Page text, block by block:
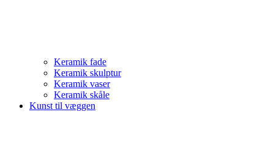
Keramik fade
Keramik skulptur
Keramik vaser
Keramik skåle
Kunst til væggen